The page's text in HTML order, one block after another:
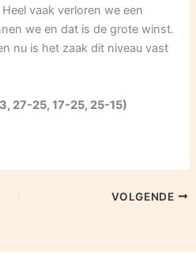
vaak verloren we een
we en dat is de grote winst.
nu is het zaak dit niveau vast
27-25, 17-25, 25-15)
VOLGENDE